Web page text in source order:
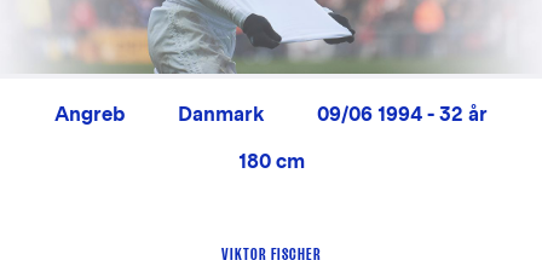
Angreb Danmark 09/06 1994 - 32 år
180 cm
VIKTOR FISCHER